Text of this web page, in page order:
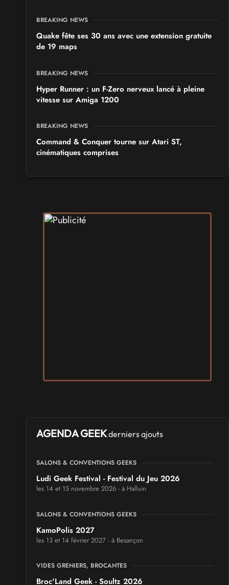
BREAKING NEWS
Quake fête ses 30 ans avec une extension gratuite
de 19 maps
BREAKING NEWS
Hyper Runner : un F-Zero nerveux lancé à pleine
vitesse sur Amiga 1200
BREAKING NEWS
Command & Conquer tourne sur Atari ST,
cinématiques comprises
AGENDA GEEKderniers ajouts
SALONS & CONVENTIONS GEEKS
Ludi Geek Festival - Festival du Jeu 2026
les 14 et 15 novembre 2026 - à Halluin
SALONS & CONVENTIONS GEEKS
KamoPolis 2027
les 13 et 14 février 2027 - à Besançon
VIDES GRENIERS, BROCANTES
Broc'Land Geek - Soultz 2026